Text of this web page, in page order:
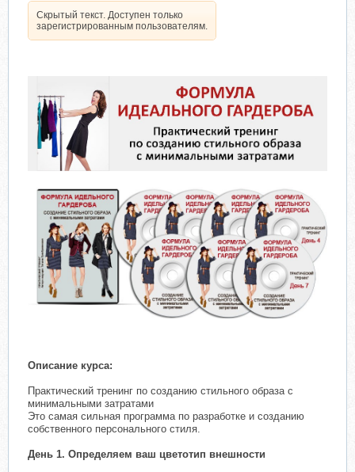
Скрытый текст. Доступен только
зарегистрированным пользователям.
Описание курса:
Практический тренинг по созданию стильного образа с
минимальными затратами
Это самая сильная программа по разработке и созданию
собственного персонального стиля.
День 1. Определяем ваш цветотип внешности